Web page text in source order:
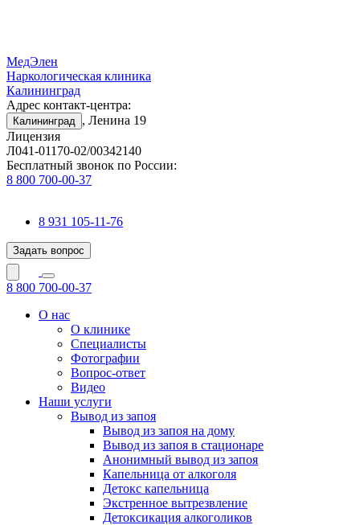
МедЭлен
Наркологическая клиника
Калининград
Адрес контакт-центра:
Калининград , Ленина 19
Лицензия
Л041-01170-02/00342140
Бесплатный звонок по России:
8 800 700-00-37
8 931 105-11-76
Задать вопрос
8 800 700-00-37
О нас
О клинике
Специалисты
Фотографии
Вопрос-ответ
Видео
Наши услуги
Вывод из запоя
Вывод из запоя на дому
Вывод из запоя в стационаре
Анонимный вывод из запоя
Капельница от алкоголя
Детокс капельница
Экстренное вытрезвление
Детоксикация алкоголиков